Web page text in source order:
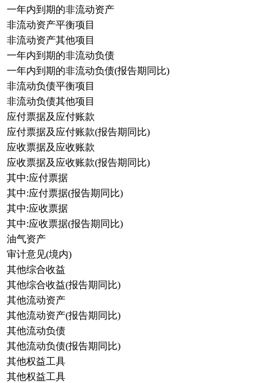
一年内到期的非流动资产
非流动资产平衡项目
非流动资产其他项目
一年内到期的非流动负债
一年内到期的非流动负债(报告期同比)
非流动负债平衡项目
非流动负债其他项目
应付票据及应付账款
应付票据及应付账款(报告期同比)
应收票据及应收账款
应收票据及应收账款(报告期同比)
其中:应付票据
其中:应付票据(报告期同比)
其中:应收票据
其中:应收票据(报告期同比)
油气资产
审计意见(境内)
其他综合收益
其他综合收益(报告期同比)
其他流动资产
其他流动资产(报告期同比)
其他流动负债
其他流动负债(报告期同比)
其他权益工具
其他权益工具